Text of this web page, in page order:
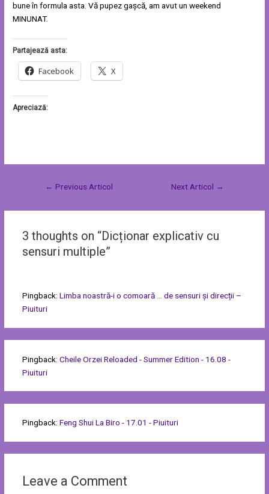
bune în formula asta. Vă pupez gașcă, am avut un weekend
MINUNAT.
Partajează asta:
Facebook X
Apreciază:
← Previous Articol Next Articol →
3 thoughts on “Dicționar explicativ cu
sensuri multiple”
Pingback: Limba noastră-i o comoară … de sensuri și direcții –
Piuituri
Pingback: Cheile Orzei Reloaded - Summer Edition - 16.08 -
Piuituri
Pingback: Feng Shui La Biro - 17.01 - Piuituri
Leave a Comment